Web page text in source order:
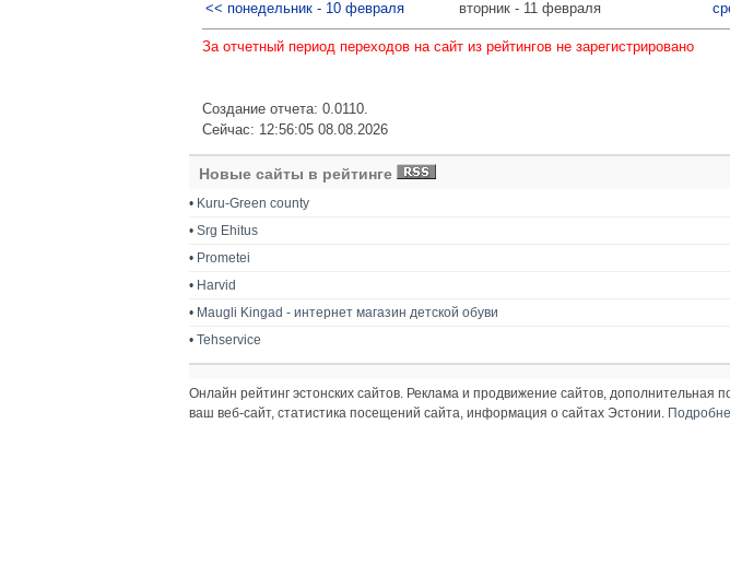
<< понедельник - 10 февраля вторник - 11 февраля
За отчетный период переходов на сайт из рейтингов не зарегистрировано
Создание отчета: 0.0110.
Сейчас: 12:56:05 08.08.2026
Новые сайты в рейтинге
• Kuru-Green county
• Srg Ehitus
• Prometei
• Harvid
• Maugli Kingad - интернет магазин детской обуви
• Tehservice
Онлайн рейтинг эстонских сайтов. Реклама и продвижение сайтов, дополнительная
ваш веб-сайт, статистика посещений сайта, информация о сайтах Эстонии.